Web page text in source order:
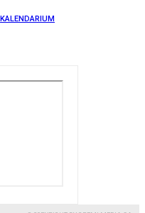
KALENDARIUM